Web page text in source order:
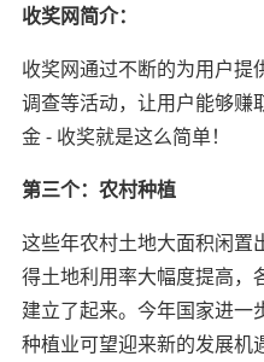
收奖网简介：
收奖网通过不断的为用户提
调查等活动，让用户能够赚
金 - 收奖就是这么简单！
第三个：农村种植
这些年农村土地大面积闲置
得土地利用率大幅度提高，
建立了起来。今年国家进一
种植业可望迎来新的发展机